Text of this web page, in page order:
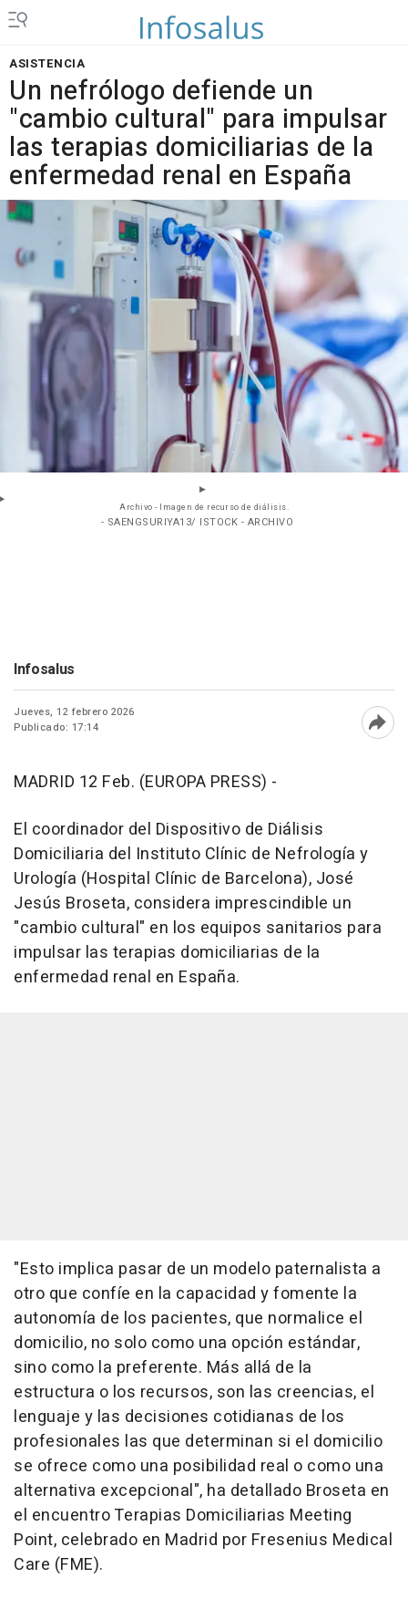
ASISTENCIA
Un nefrólogo defiende un
"cambio cultural" para impulsar
las terapias domiciliarias de la
enfermedad renal en España
Archivo - Imagen de recurso de diálisis.
- SAENGSURIYA13/ ISTOCK - ARCHIVO
Infosalus
Jueves, 12 febrero 2026
Publicado: 17:14
MADRID 12 Feb. (EUROPA PRESS) -
El coordinador del Dispositivo de Diálisis
Domiciliaria del Instituto Clínic de Nefrología y
Urología (Hospital Clínic de Barcelona), José
Jesús Broseta, considera imprescindible un
"cambio cultural" en los equipos sanitarios para
impulsar las terapias domiciliarias de la
enfermedad renal en España.
"Esto implica pasar de un modelo paternalista a
otro que confíe en la capacidad y fomente la
autonomía de los pacientes, que normalice el
domicilio, no solo como una opción estándar,
sino como la preferente. Más allá de la
estructura o los recursos, son las creencias, el
lenguaje y las decisiones cotidianas de los
profesionales las que determinan si el domicilio
se ofrece como una posibilidad real o como una
alternativa excepcional", ha detallado Broseta en
el encuentro Terapias Domiciliarias Meeting
Point, celebrado en Madrid por Fresenius Medical
Care (FME).